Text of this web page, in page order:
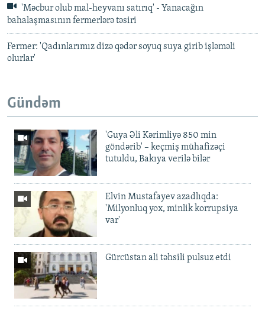
'Məcbur olub mal-heyvanı satırıq' - Yanacağın
bahalaşmasının fermerlərə təsiri
Fermer: 'Qadınlarımız dizə qədər soyuq suya girib işləməli
olurlar'
Gündəm
'Guya Əli Kərimliyə 850 min
göndərib' – keçmiş mühafizəçi
tutuldu, Bakıya verilə bilər
Elvin Mustafayev azadlıqda:
'Milyonluq yox, minlik korrupsiya
var'
Gürcüstan ali təhsili pulsuz etdi